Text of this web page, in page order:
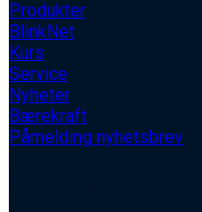
Produkter
BlinkNet
Kurs
Service
Nyheter
Bærekraft
Påmelding nyhetsbrev